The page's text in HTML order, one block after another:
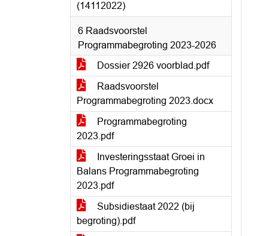
(14112022)
6 Raadsvoorstel
Programmabegroting 2023-2026
Dossier 2926 voorblad.pdf
Raadsvoorstel
Programmabegroting 2023.docx
Programmabegroting
2023.pdf
Investeringsstaat Groei in
Balans Programmabegroting
2023.pdf
Subsidiestaat 2022 (bij
begroting).pdf